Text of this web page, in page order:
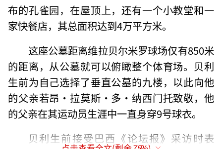
布的孔雀园，在屋顶上，还有一个小教堂和一
家快餐店，其总面积达到4万平方米。
这座公墓距离维拉贝尔米罗球场仅有850米
的距离，从公墓就可以俯瞰整个体育场。贝利
生前为自己选择了垂直公墓的九楼，以此向他
的父亲若昂·拉莫斯·多·纳西门托致敬，他
的父亲在其运动员生涯中一直身穿9号球衣。
贝利生前接受巴西《论坛报》采访时表